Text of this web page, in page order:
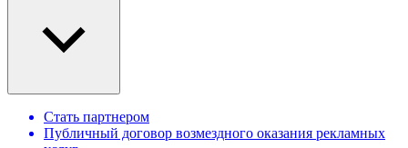
Стать партнером
Публичный договор возмездного оказания рекламных